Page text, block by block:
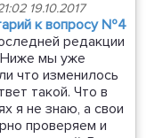
19.10.2017
к вопросу №4
редакции
Ниже мы уже
что изменилось
такой. Что в
я не знаю, а свои
проверяем и